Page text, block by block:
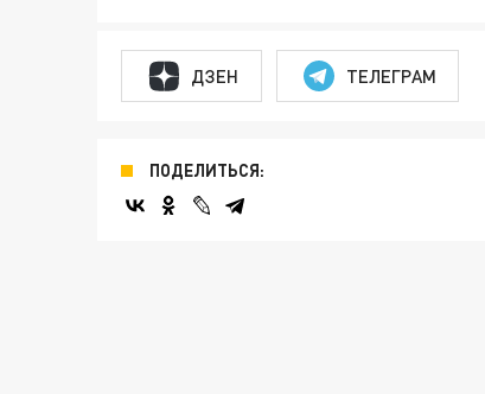
ДЗЕН ТЕЛЕГРАМ
ПОДЕЛИТЬСЯ: